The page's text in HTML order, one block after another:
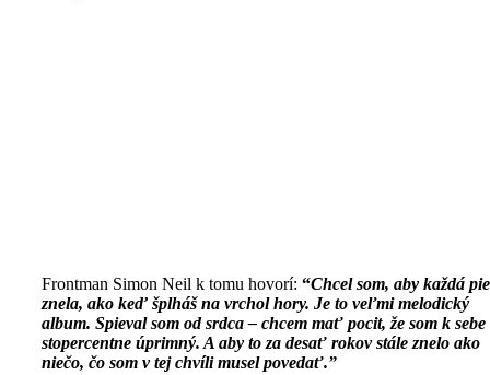
Frontman Simon Neil k tomu hovorí: “Chcel som, aby každá
znela, ako keď šplháš na vrchol hory. Je to veľmi melodický
album. Spieval som od srdca – chcem mať pocit, že som k sebe
stopercentne úprimný. A aby to za desať rokov stále znelo ako
niečo, čo som v tej chvíli musel povedať.”